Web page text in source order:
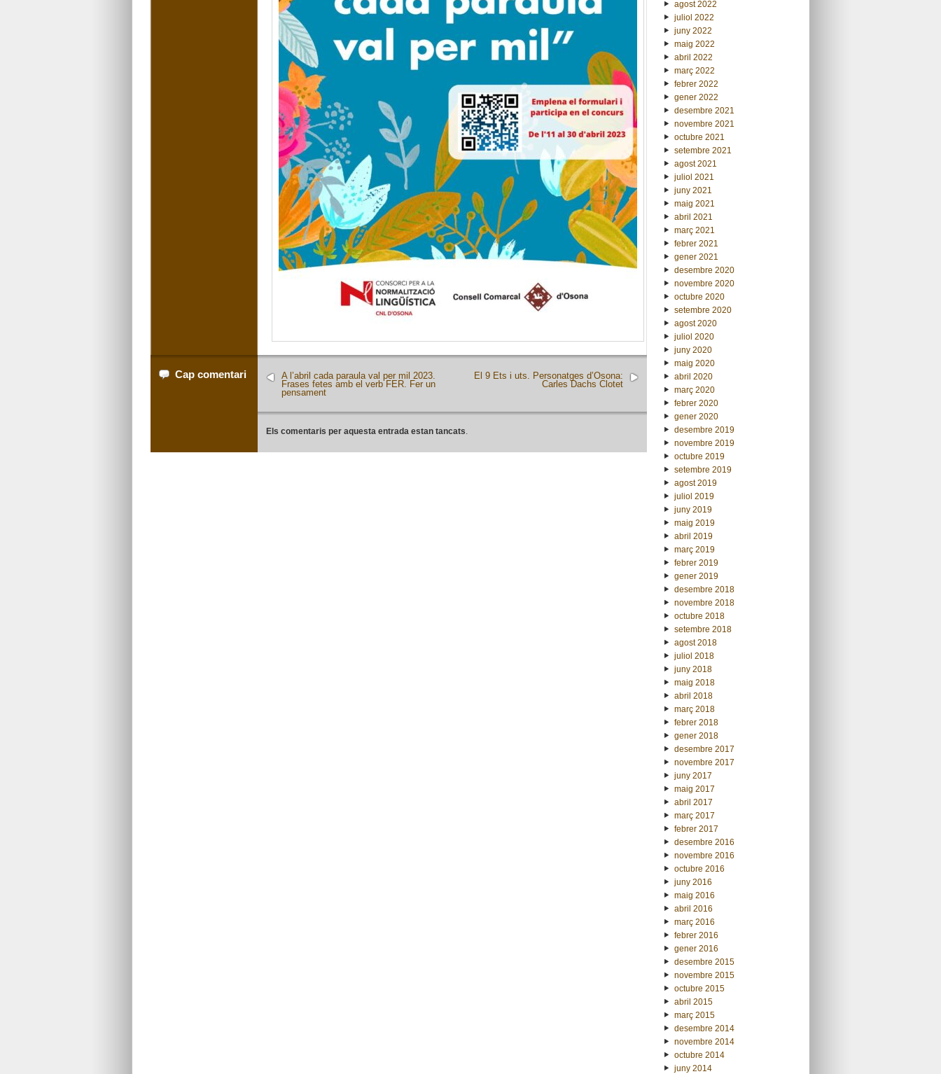
Cap comentari
El 9 Ets i uts. Personatges d’Osona:
Carles Dachs Clotet
A l’abril cada paraula val per mil 2023.
Frases fetes amb el verb FER. Fer un
pensament
Els comentaris per aquesta entrada estan tancats.
agost 2022
juliol 2022
juny 2022
maig 2022
abril 2022
març 2022
febrer 2022
gener 2022
desembre 2021
novembre 2021
octubre 2021
setembre 2021
agost 2021
juliol 2021
juny 2021
maig 2021
abril 2021
març 2021
febrer 2021
gener 2021
desembre 2020
novembre 2020
octubre 2020
setembre 2020
agost 2020
juliol 2020
juny 2020
maig 2020
abril 2020
març 2020
febrer 2020
gener 2020
desembre 2019
novembre 2019
octubre 2019
setembre 2019
agost 2019
juliol 2019
juny 2019
maig 2019
abril 2019
març 2019
febrer 2019
gener 2019
desembre 2018
novembre 2018
octubre 2018
setembre 2018
agost 2018
juliol 2018
juny 2018
maig 2018
abril 2018
març 2018
febrer 2018
gener 2018
desembre 2017
novembre 2017
juny 2017
maig 2017
abril 2017
març 2017
febrer 2017
desembre 2016
novembre 2016
octubre 2016
juny 2016
maig 2016
abril 2016
març 2016
febrer 2016
gener 2016
desembre 2015
novembre 2015
octubre 2015
abril 2015
març 2015
desembre 2014
novembre 2014
octubre 2014
juny 2014